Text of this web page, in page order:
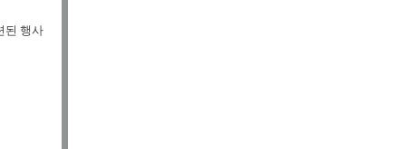
된 행사